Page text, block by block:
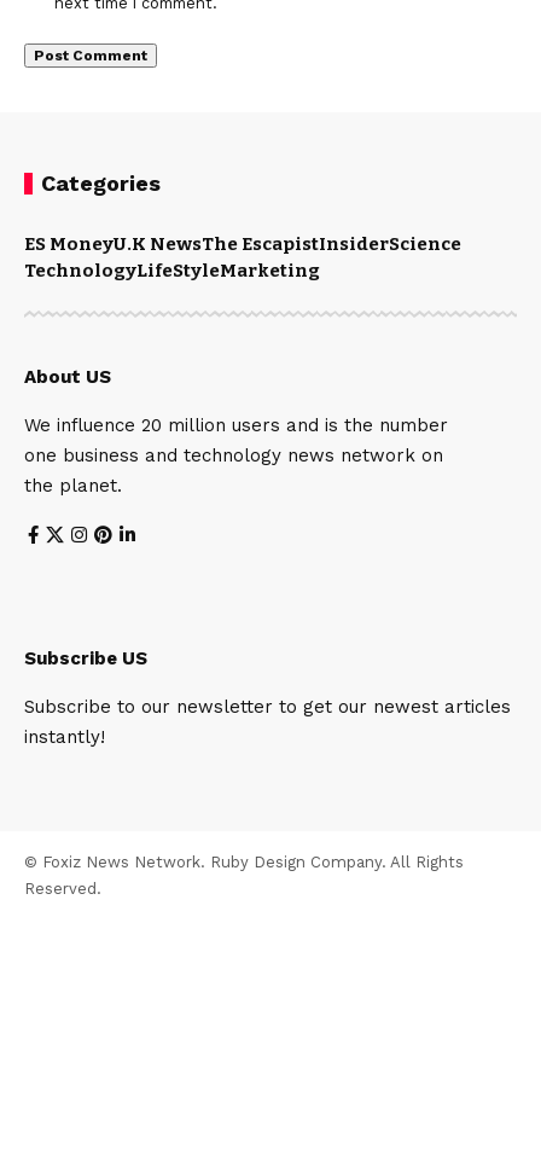
Categories
ES MoneyU.K NewsThe EscapistInsiderScience
TechnologyLifeStyleMarketing
About US
We influence 20 million users and is the number
one business and technology news network on
the planet.
Subscribe US
Subscribe to our newsletter to get our newest articles
instantly!
© Foxiz News Network. Ruby Design Company. All Rights
Reserved.